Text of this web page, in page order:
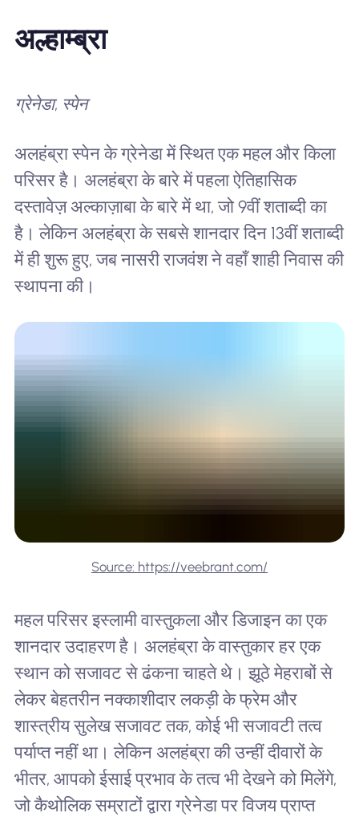
अल्हाम्ब्रा
ग्रेनेडा, स्पेन
अलहंब्रा स्पेन के ग्रेनेडा में स्थित एक महल और किला
परिसर है। अलहंब्रा के बारे में पहला ऐतिहासिक
दस्तावेज़ अल्काज़ाबा के बारे में था, जो 9वीं शताब्दी का
है। लेकिन अलहंब्रा के सबसे शानदार दिन 13वीं शताब्दी
में ही शुरू हुए, जब नासरी राजवंश ने वहाँ शाही निवास की
स्थापना की।
Source: https://veebrant.com/
महल परिसर इस्लामी वास्तुकला और डिजाइन का एक
शानदार उदाहरण है। अलहंब्रा के वास्तुकार हर एक
स्थान को सजावट से ढंकना चाहते थे। झूठे मेहराबों से
लेकर बेहतरीन नक्काशीदार लकड़ी के फ्रेम और
शास्त्रीय सुलेख सजावट तक, कोई भी सजावटी तत्व
पर्याप्त नहीं था। लेकिन अलहंब्रा की उन्हीं दीवारों के
भीतर, आपको ईसाई प्रभाव के तत्व भी देखने को मिलेंगे,
जो कैथोलिक सम्राटों द्वारा ग्रेनेडा पर विजय प्राप्त